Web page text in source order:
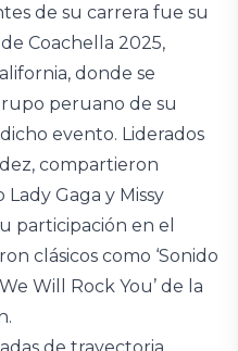
de su carrera fue su
Coachella 2025,
donde se
peruano de su
evento. Liderados
compartieron
Gaga y Missy
participación en el
clásicos como ‘Sonido
Will Rock You’ de la